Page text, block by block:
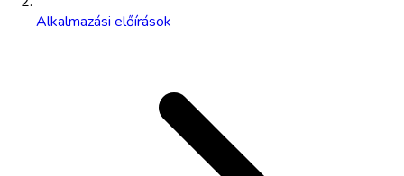
Alkalmazási előírások